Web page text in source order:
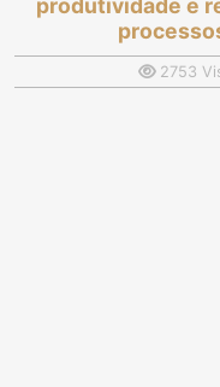
produtividade e
2753